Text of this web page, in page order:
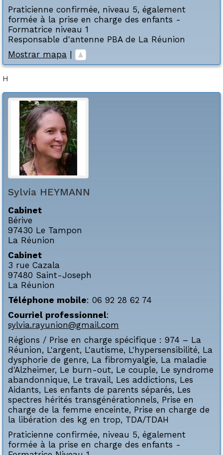
Praticienne confirmée, niveau 5, également
formée à la prise en charge des enfants -
Formatrice niveau 1
Responsable d'antenne PBA de La Réunion
Mostrar mapa |
H
Sylvia HEYMANN
Cabinet
Bérive
97430 Le Tampon
La Réunion
Cabinet
3 rue Cazala
97480 Saint-Joseph
La Réunion
Téléphone mobile: 06 92 28 62 74
Courriel professionnel:
sylvia.rayunion@gmail.com
Régions / Prise en charge spécifique : 974 – La
Réunion, L'argent, L'autisme, L'hypersensibilité, La
dysphorie de genre, La fibromyalgie, La maladie
d'Alzheimer, Le burn-out, Le couple, Le syndrome
abandonnique, Le travail, Les addictions, Les
Aidants, Les enfants de parents séparés, Les
spectres hérités transgénérationnels, Prise en
charge de la femme enceinte, Prise en charge de
la libération des kg en trop, TDA/TDAH
Praticienne confirmée, niveau 5, également
formée à la prise en charge des enfants -